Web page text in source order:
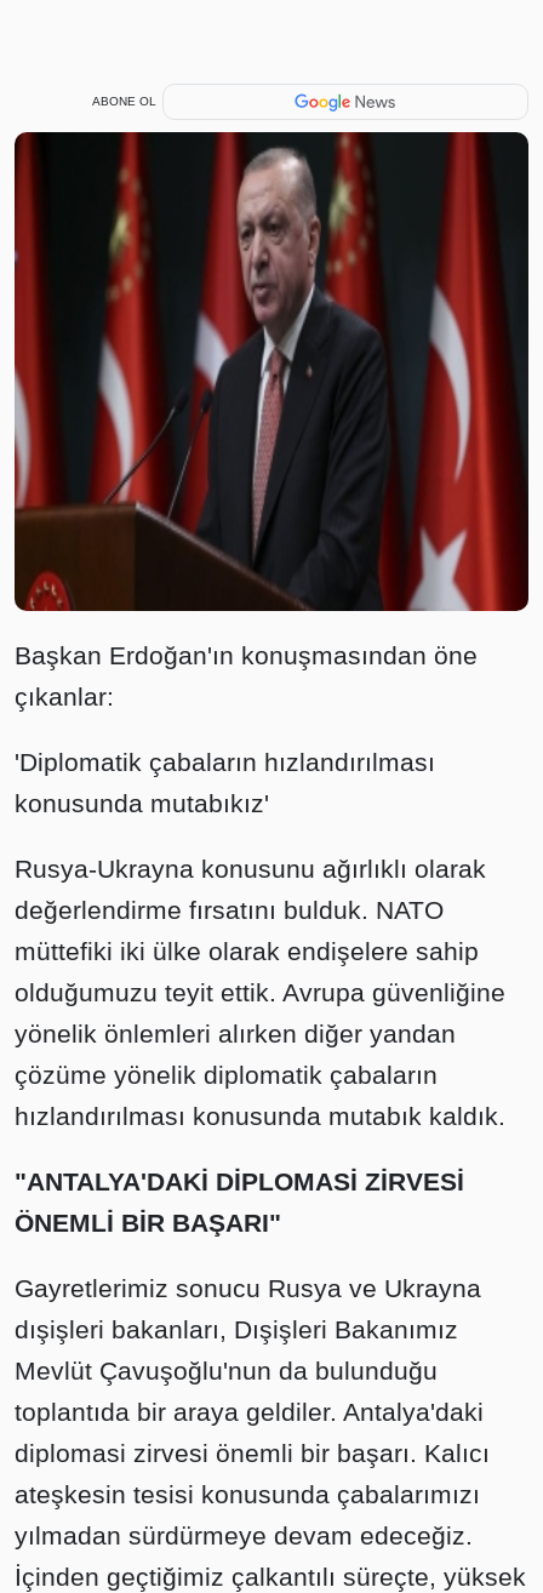
ABONE OL
Başkan Erdoğan'ın konuşmasından öne
çıkanlar:
'Diplomatik çabaların hızlandırılması
konusunda mutabıkız'
Rusya-Ukrayna konusunu ağırlıklı olarak
değerlendirme fırsatını bulduk. NATO
müttefiki iki ülke olarak endişelere sahip
olduğumuzu teyit ettik. Avrupa güvenliğine
yönelik önlemleri alırken diğer yandan
çözüme yönelik diplomatik çabaların
hızlandırılması konusunda mutabık kaldık.
"ANTALYA'DAKİ DİPLOMASİ ZİRVESİ
ÖNEMLİ BİR BAŞARI"
Gayretlerimiz sonucu Rusya ve Ukrayna
dışişleri bakanları, Dışişleri Bakanımız
Mevlüt Çavuşoğlu'nun da bulunduğu
toplantıda bir araya geldiler. Antalya'daki
diplomasi zirvesi önemli bir başarı. Kalıcı
ateşkesin tesisi konusunda çabalarımızı
yılmadan sürdürmeye devam edeceğiz.
İçinden geçtiğimiz çalkantılı süreçte, yüksek